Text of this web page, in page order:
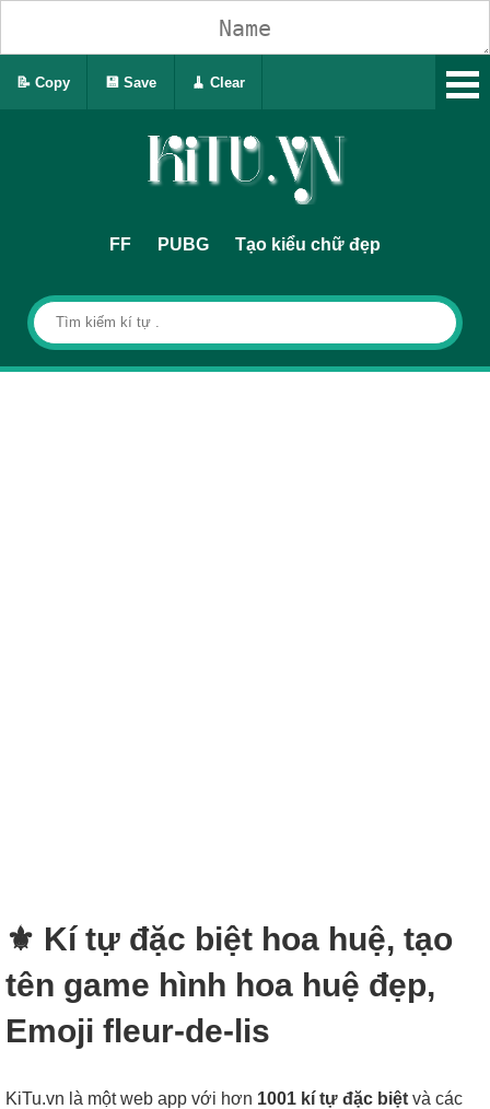
FF PUBG Tạo kiểu chữ đẹp
⚜ Kí tự đặc biệt hoa huệ, tạo
tên game hình hoa huệ đẹp,
Emoji fleur-de-lis
KiTu.vn là một web app với hơn 1001 kí tự đặc biệt và các
📝 Copy 💾 Save 🧹 Clear